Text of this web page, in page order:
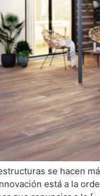
se hacen
está a la